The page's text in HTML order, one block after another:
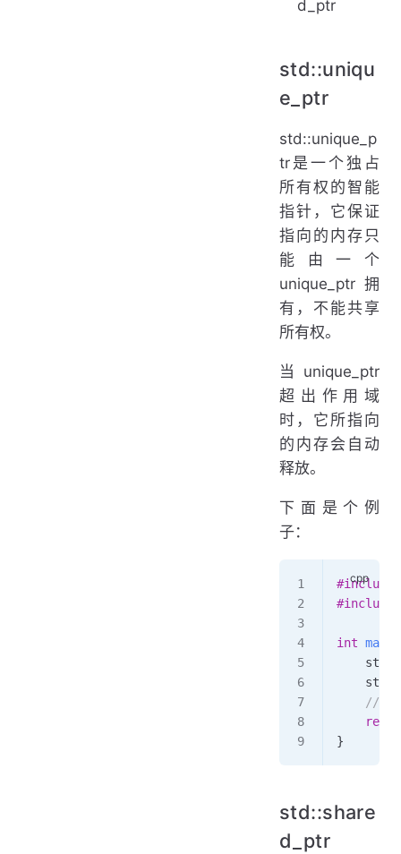
d_ptr
std::uniqu
e_ptr
std::unique_p
tr是一个独占
所有权的智能
指针，它保证
指向的内存只
能由一个
unique_ptr拥
有，不能共享
所有权。
当unique_ptr
超出作用域
时，它所指向
的内存会自动
释放。
下面是个例
子：
#include
#include
int main
//
}
std::share
d_ptr